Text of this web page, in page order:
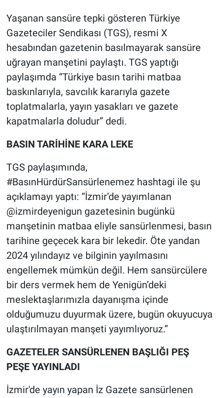
Yaşanan sansüre tepki gösteren Türkiye
Gazeteciler Sendikası (TGS), resmi X
hesabından gazetenin basılmayarak sansüre
uğrayan manşetini paylaştı. TGS yaptığı
paylaşımda “Türkiye basın tarihi matbaa
baskınlarıyla, savcılık kararıyla gazete
toplatmalarla, yayın yasakları ve gazete
kapatmalarla doludur” dedi.
BASIN TARİHİNE KARA LEKE
TGS paylaşımında,
#BasınHürdürSansürlenemez hashtagi ile şu
açıklamayı yaptı: “İzmir’de yayımlanan
@izmirdeyenigun gazetesinin bugünkü
manşetinin matbaa eliyle sansürlenmesi, basın
tarihine geçecek kara bir lekedir. Öte yandan
2024 yılındayız ve bilginin yayılmasını
engellemek mümkün değil. Hem sansürcülere
bir ders vermek hem de Yenigün’deki
meslektaşlarımızla dayanışma içinde
olduğumuzu duyurmak üzere, bugün okuyucuya
ulaştırılmayan manşeti yayımlıyoruz.”
GAZETELER SANSÜRLENEN BAŞLIĞI PEŞ
PEŞE YAYINLADI
İzmir'de yayın yapan İz Gazete sansürlenen
Programlar
Sağlık
Spor
Teknoloji
Türkiye'nin Geleceği
Türkiye'nin Gündemi
Yerel Gündem
Yerel Yaşam
Canlı Yayın